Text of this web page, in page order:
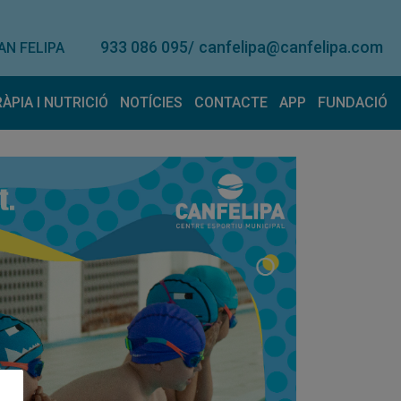
FELIPA 933 086 095/ canfelipa@canfelipa.com
I NUTRICIÓ NOTÍCIES CONTACTE APP FUNDACIÓ